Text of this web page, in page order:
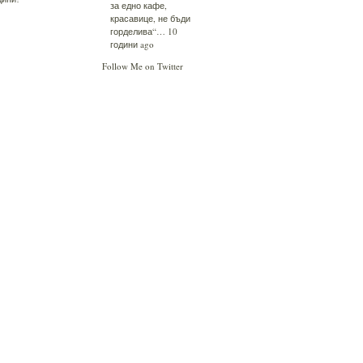
за едно кафе,
красавице, не бъди
горделива“… 10
години ago
Follow Me on Twitter